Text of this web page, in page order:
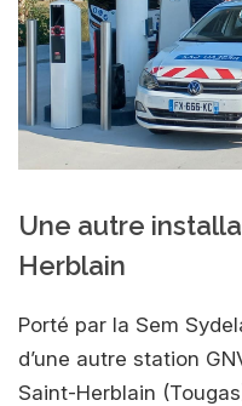
Une autre
Herblain
Porté par la Sem
d’une autre station
Saint-Herblain